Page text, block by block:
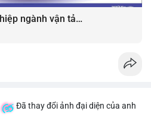
Mở rộng cơ hội nghề nghiệp ngành vận tải - lái xe với mức lương bứt phá ?
Đã thay đổi ảnh đại diện của anh